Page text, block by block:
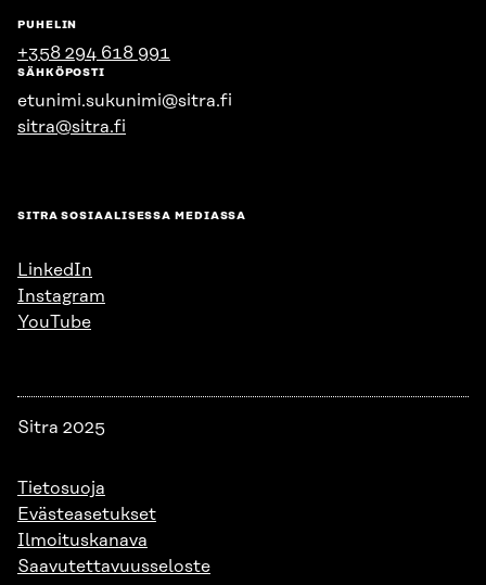
PUHELIN
+358 294 618 991
SÄHKÖPOSTI
etunimi.sukunimi@sitra.fi
sitra@sitra.fi
SITRA SOSIAALISESSA MEDIASSA
LinkedIn
Instagram
YouTube
Sitra 2025
Tietosuoja
Evästeasetukset
Ilmoituskanava
Saavutettavuusseloste